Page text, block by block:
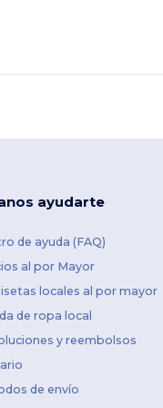
ayudarte
de ayuda (FAQ)
al por Mayor
locales al por mayor
de ropa local
y reembolsos
de envío